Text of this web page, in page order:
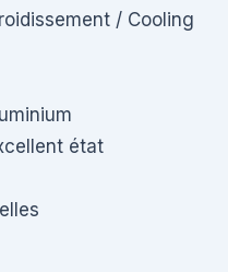
/ Cooling
état